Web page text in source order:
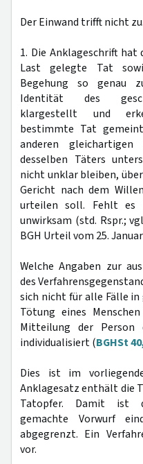
Der Einwand trifft nicht zu.
1. Die Anklageschrift
Last gelegte Tat
Begehung so genau
Identität des
klargestellt und
bestimmte Tat
anderen gleichartigen
desselben Täters
nicht unklar bleiben,
Gericht nach dem
urteilen soll. Fehlt es
unwirksam (std. Rspr.;
BGH Urteil vom 25.
Welche Angaben zur
des
sich nicht für alle Fälle in
Tötung eines
Mitteilung der Person
individualisiert (BGHSt
Dies ist im
Anklagesatz enthält die
Tatopfer. Damit ist
gemachte Vorwurf
abgegrenzt. Ein
vor.